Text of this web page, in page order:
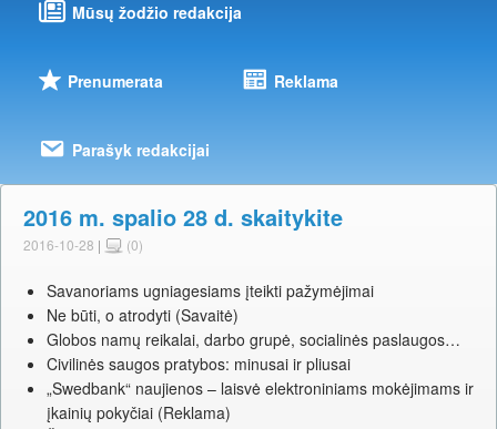
Mūsų žodžio redakcija
Prenumerata Reklama
Parašyk redakcijai
2016 m. spalio 28 d. skaitykite
2016-10-28 | (0)
Savanoriams ugniagesiams įteikti pažymėjimai
Ne būti, o atrodyti (Savaitė)
Globos namų reikalai, darbo grupė, socialinės paslaugos…
Civilinės saugos pratybos: minusai ir pliusai
„Swedbank“ naujienos – laisvė elektroniniams mokėjimams ir
įkainių pokyčiai (Reklama)